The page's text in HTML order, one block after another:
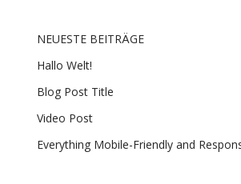
NEUESTE BEITRÄGE
Hallo Welt!
Blog Post Title
Video Post
Everything Mobile-Friendly and